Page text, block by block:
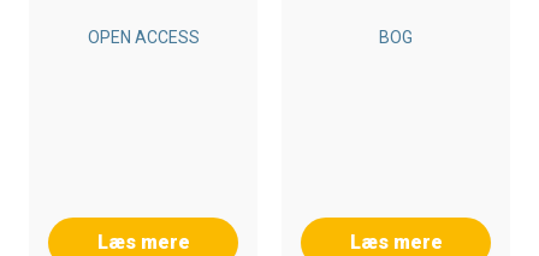
OPEN ACCESS
Læs mere
BOG
Læs mere